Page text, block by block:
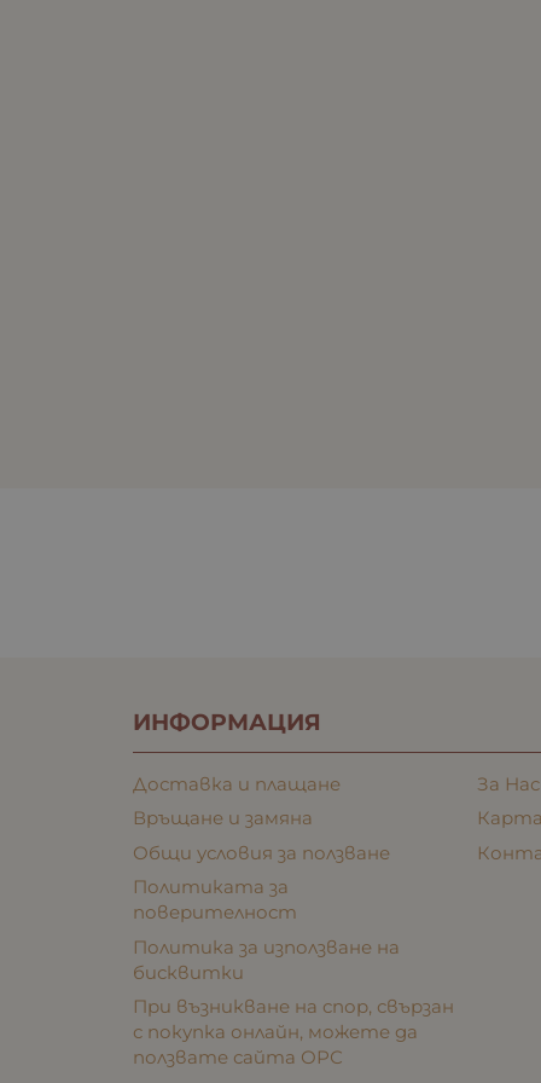
ИНФОРМАЦИЯ
Доставка и плащане
Връщане и замяна
Общи условия за ползване
Политиката за
поверителност
Политика за използване на
бисквитки
При възникване на спор, свързан
с покупка онлайн, можете да
ползвате сайта ОРС
За Нас